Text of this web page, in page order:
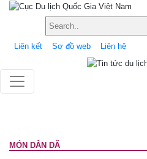
Liên kết Sơ đồ web Liên hệ
MÓN DÂN DÃ